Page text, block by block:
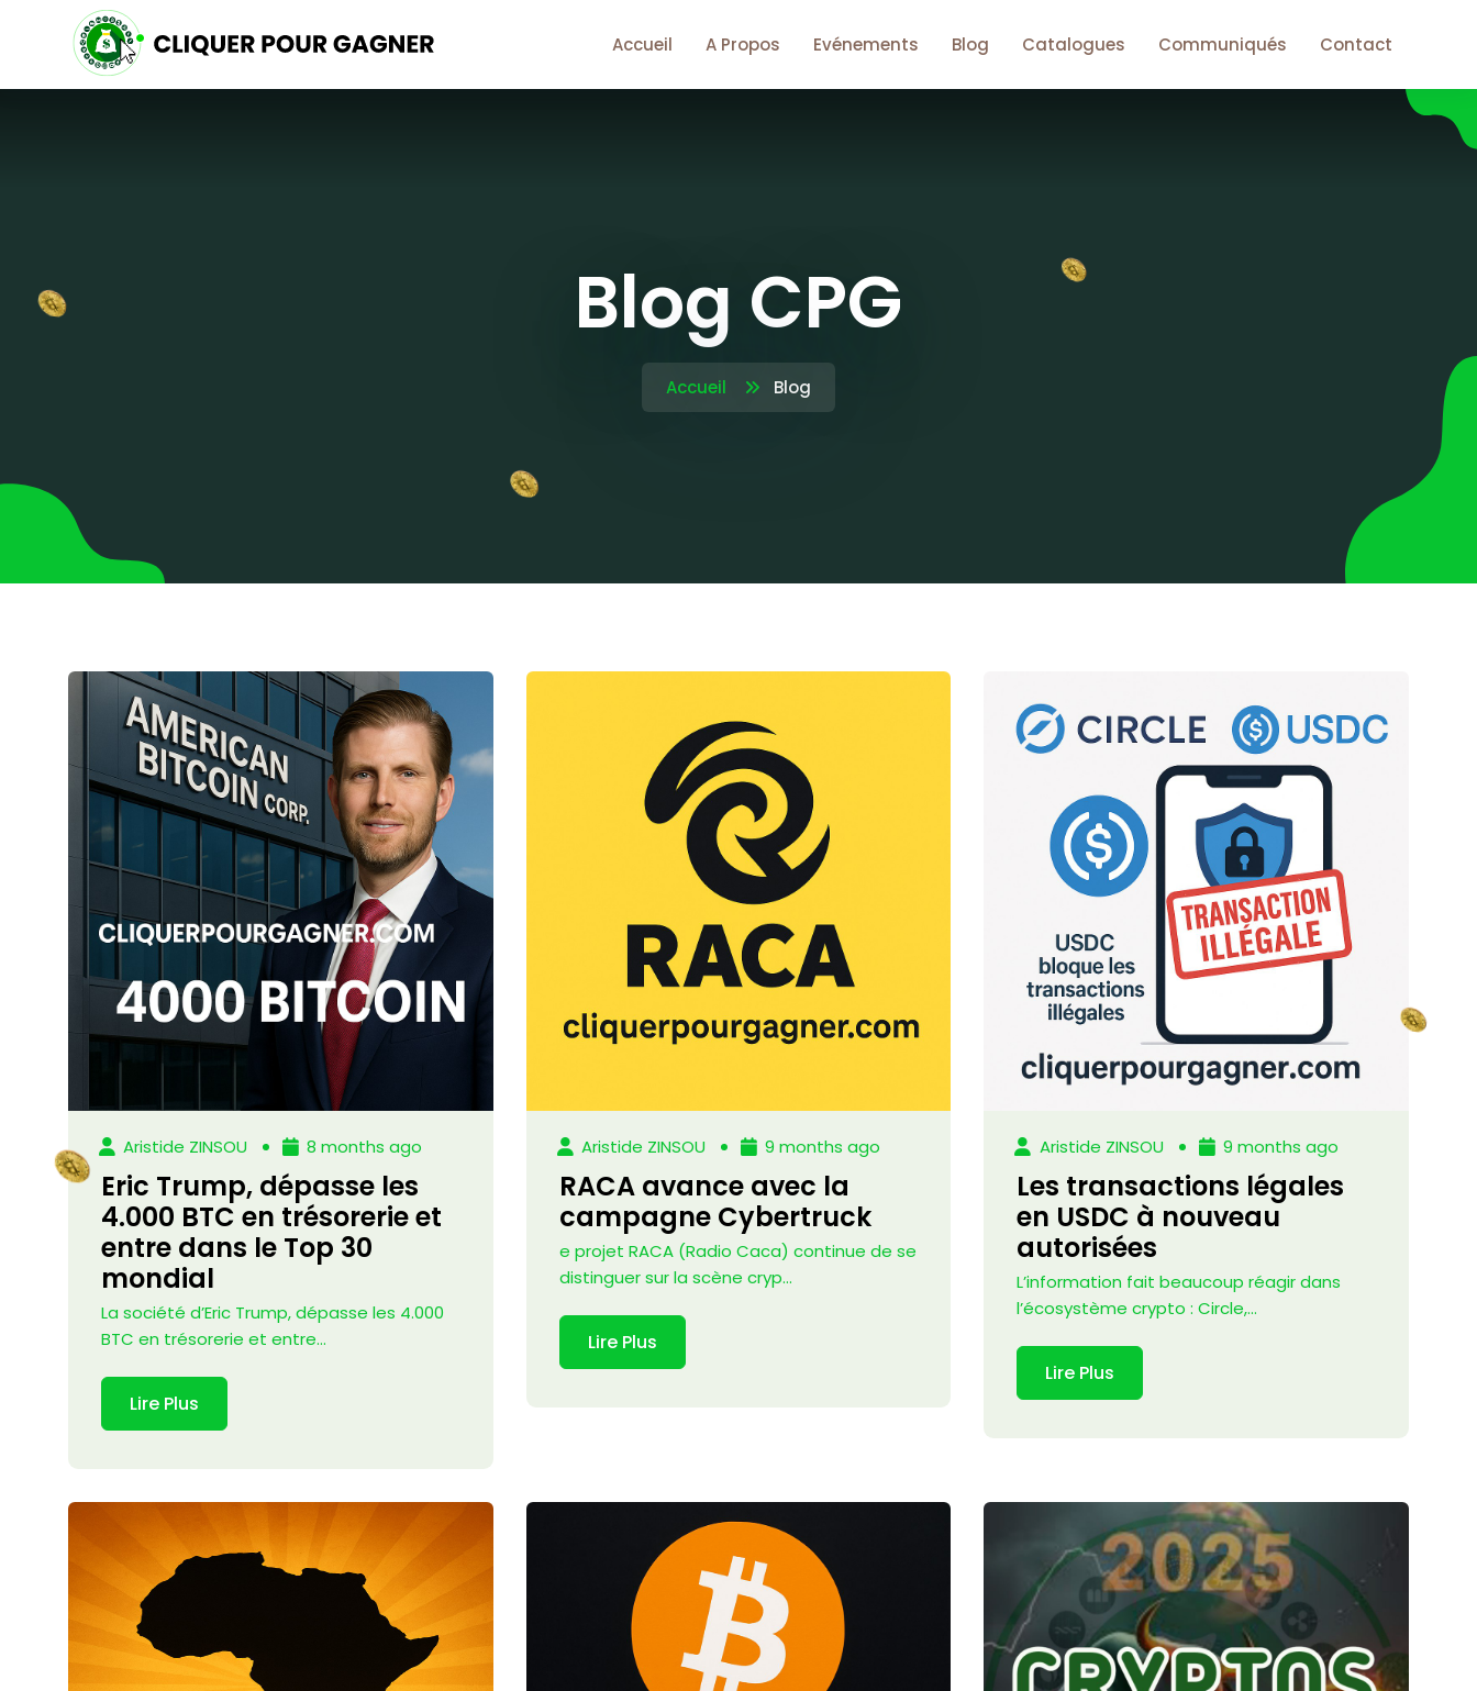
Accueil A Propos Evénements Blog Catalogues Communiqués Contact
Blog CPG
Accueil Blog
Aristide ZINSOU 8 months ago
Eric Trump, dépasse les
4.000 BTC en trésorerie et
entre dans le Top 30
mondial
La société d’Eric Trump, dépasse les 4.000
BTC en trésorerie et entre...
Lire Plus
Aristide ZINSOU 9 months ago
RACA avance avec la
campagne Cybertruck
e projet RACA (Radio Caca) continue de se
distinguer sur la scène cryp...
Lire Plus
Aristide ZINSOU 9 months ago
Les transactions légales
en USDC à nouveau
autorisées
L’information fait beaucoup réagir dans
l’écosystème crypto : Circle,...
Lire Plus